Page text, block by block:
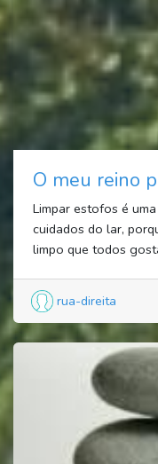
O meu reino
Limpar estofos é
cuidados do lar,
limpo que todos
rua-direita